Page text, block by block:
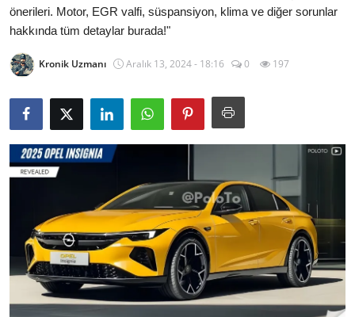
Trafik & Cezalar
Sigorta & Kasko
Muayene & Ruhsat
Sorgulamalar
İkinci El & Alım-Satım
Bakım & Arıza Çözümleri
Elektrikli & Hibrit
Kiralama & Filo
önerileri. Motor, EGR valfi, süspansiyon, klima ve diğer sorunlar
hakkında tüm detaylar burada!"
Kronik Uzmanı Aralık 13, 2024 - 18:16 0 197